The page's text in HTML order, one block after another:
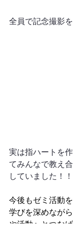
全員で記念撮影
実は指ハートを
てみんなで教え
していました！！
今後もゼミ活動
学びを深めなが
や活動へとつな